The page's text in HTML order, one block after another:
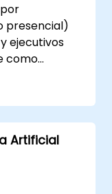
por IA.
presencial)
ejecutivos
como
la
Artificial